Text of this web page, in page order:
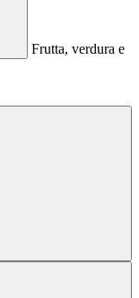
Frutta, verdura e